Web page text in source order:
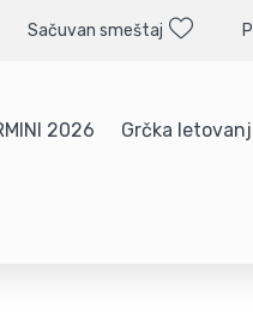
Sačuvan smeštaj
2026 Grčka